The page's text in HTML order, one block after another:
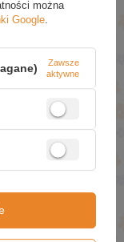
£28.99 / szt.
Do Koszyka
można
Google
Zawsze
aktywne